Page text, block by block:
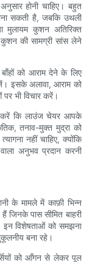
होनी चाहिए। बहुत
सकती है, जबकि उथली
मुलायम कुशन अतिरिक्त
की सामग्री सांस लेने
को आराम देने के लिए
इसके अलावा, आराम को
भी विचार करें।
करें कि लाउंज चेयर आपके
तनाव-मुक्त मुद्रा को
नहीं चाहिए, क्योंकि
अनुभव प्रदान करनी
के मामले में काफ़ी भिन्न
जिनके पास सीमित बाहरी
विशेषताओं को समझना
बना रहे।
को आँगन से लेकर पूल